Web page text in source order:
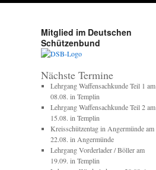
Mitglied im Deutschen
Schützenbund
Nächste Termine
Lehrgang Waffensachkunde Teil 1 am
08.08. in Templin
Lehrgang Waffensachkunde Teil 2 am
15.08. in Templin
Kreisschützentag in Angermünde am
22.08. in Angermünde
Lehrgang Vorderlader / Böller am
19.09. in Templin